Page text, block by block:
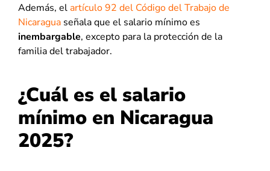
Además, elartículo 92 del Código del Trabajo de
Nicaragua señala que el salario mínimo es
inembargable, excepto para la protección de la
familia del trabajador.
¿Cuál es el salario
mínimo en Nicaragua
2025?